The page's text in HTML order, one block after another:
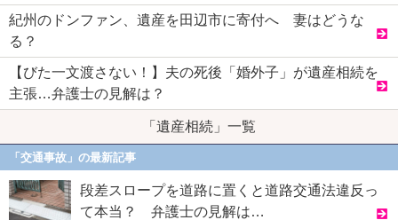
紀州のドンファン、遺産を田辺市に寄付へ 妻はどうな
る？
【びた一文渡さない！】夫の死後「婚外子」が遺産相続を
主張…弁護士の見解は？
「遺産相続」一覧
「交通事故」の最新記事
段差スロープを道路に置くと道路交通法違反っ
て本当？ 弁護士の見解は…